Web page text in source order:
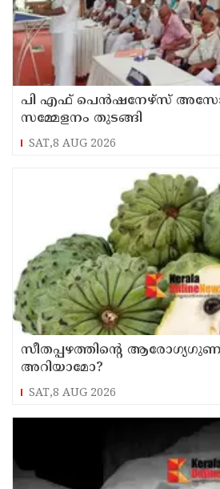
പി എഫ് പെൻഷനേഴ്സ് അസോ:
സമ്മേളനം തുടങ്ങി
SAT,8 AUG 2026
സീതപ്പഴത്തിന്റെ
അറിയാമോ?
SAT,8 AUG 2026